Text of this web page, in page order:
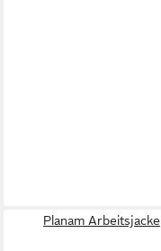
Planam Arbeitsjacke